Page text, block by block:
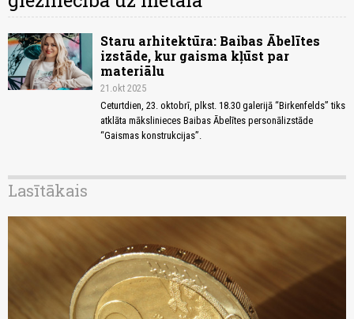
Staru arhitektūra: Baibas Ābelītes
izstāde, kur gaisma kļūst par
materiālu
21.okt 2025
Ceturtdien, 23. oktobrī, plkst. 18.30 galerijā “Birkenfelds” tiks
atklāta mākslinieces Baibas Ābelītes personālizstāde
“Gaismas konstrukcijas”.
Lasītākais